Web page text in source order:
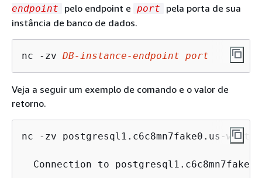
endpoint
pelo endpoint e port
pela porta de sua
instância de banco de dados.
nc -zv DB-instance-endpoint port
Veja a seguir um exemplo de comando e o valor de
retorno.
nc -zv postgresql1.c6c8mn7fake0.us-west-
Connection to